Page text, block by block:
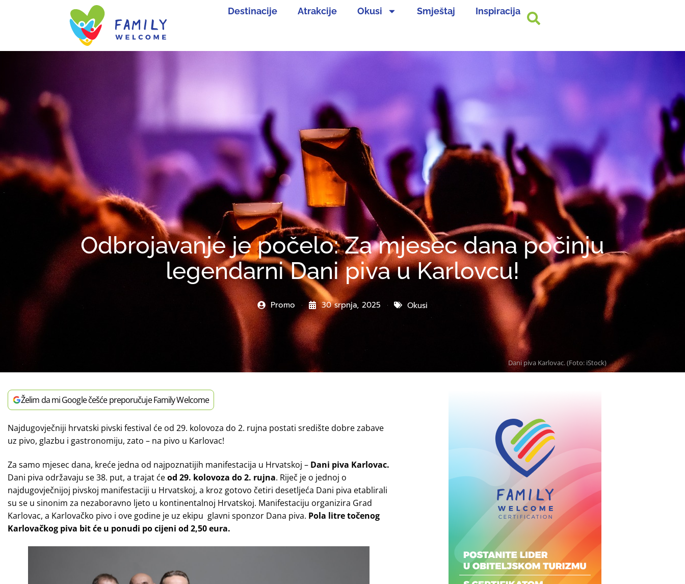
Destinacije Atrakcije Okusi Smještaj Inspiracija
Odbrojavanje je počelo: Za mjesec dana počinju
legendarni Dani piva u Karlovcu!
Promo 30 srpnja, 2025 Okusi
Dani piva Karlovac. (Foto: iStock)
Želim da mi Google češće preporučuje Family Welcome
Najdugovječniji hrvatski pivski festival će od 29. kolovoza do 2. rujna postati središte dobre zabave
uz pivo, glazbu i gastronomiju, zato – na pivo u Karlovac!
Za samo mjesec dana, kreće jedna od najpoznatijih manifestacija u Hrvatskoj – Dani piva Karlovac.
Dani piva održavaju se 38. put, a trajat ćeod 29. kolovoza do 2. rujna. Riječ je o jednoj o
najdugovječnijoj pivskoj manifestaciji u Hrvatskoj, a kroz gotovo četiri desetljeća Dani piva etablirali
su se u sinonim za nezaboravno ljeto u kontinentalnoj Hrvatskoj. Manifestaciju organizira Grad
Karlovac, a Karlovačko pivo i ove godine je uz ekipu glavni sponzor Dana piva. Pola litre točenog
Karlovačkog piva bit će u ponudi po cijeni od 2,50 eura.